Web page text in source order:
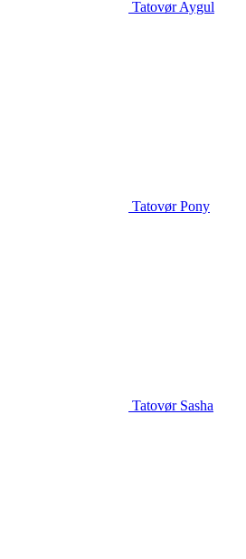
Tatovør Aygul
Tatovør Pony
Tatovør Sasha